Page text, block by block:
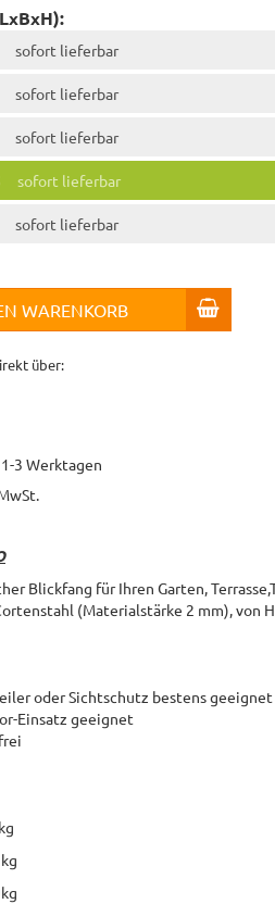
sofort lieferbar
sofort lieferbar
sofort lieferbar
sofort lieferbar
sofort lieferbar
WARENKORB
über:
3 Werktagen
Blickfang für Ihren Garten,
(Materialstärke 2 mm), von
oder Sichtschutz bestens geeignet
Einsatz geeignet